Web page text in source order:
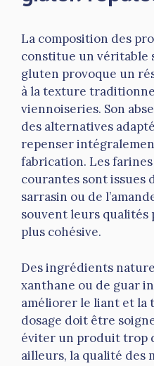
La composition des
constitue un véritable
gluten provoque un
à la texture
viennoiseries. Son
des alternatives
repenser
fabrication. Les
courantes sont issues
sarrasin ou de
souvent leurs
plus cohésive.
Des ingrédients
xanthane ou de guar
améliorer le liant et la
dosage doit être
éviter un produit trop
ailleurs, la qualité des